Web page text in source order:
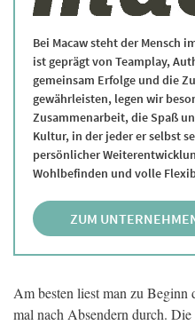
Bei Macaw steht der Mensch
ist geprägt von Teamplay,
gemeinsam Erfolge und die
gewährleisten, legen wir
Zusammenarbeit, die Spaß
Kultur, in der jeder er selbst
persönlicher
Wohlbefinden und volle
ZUM
Am besten liest man zu Beginn
mal nach Absendern durch. Die